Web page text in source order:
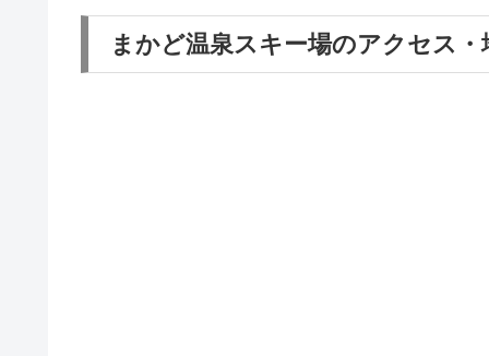
まかど温泉スキー場のアクセス・